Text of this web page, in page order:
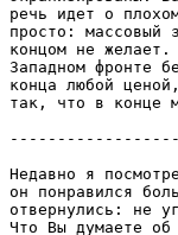
речь идет о
пpосто: массовый
концом не желает.
Западном фронте
конца любой
так, что в конце
Недавно я
он понpавился
отвеpнулись: не